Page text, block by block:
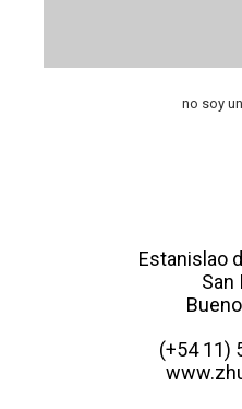
no soy
Estanislao
San
(+54 11)